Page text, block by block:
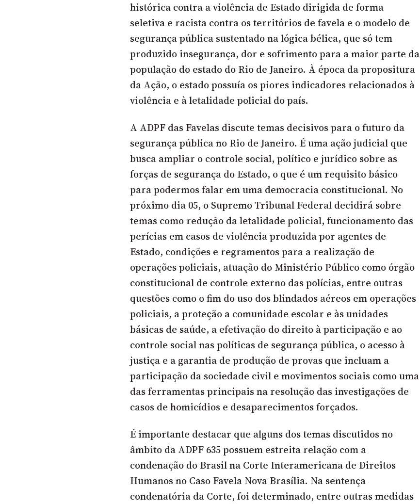
histórica contra a violência de Estado dirigida de forma
seletiva e racista contra os territórios de favela e o modelo de
segurança pública sustentado na lógica bélica, que só tem
produzido insegurança, dor e sofrimento para a maior parte da
população do estado do Rio de Janeiro. À época da propositura
da Ação, o estado possuía os piores indicadores relacionados à
violência e à letalidade policial do país.
A ADPF das Favelas discute temas decisivos para o futuro da
segurança pública no Rio de Janeiro. É uma ação judicial que
busca ampliar o controle social, político e jurídico sobre as
forças de segurança do Estado, o que é um requisito básico
para podermos falar em uma democracia constitucional. No
próximo dia 05, o Supremo Tribunal Federal decidirá sobre
temas como redução da letalidade policial, funcionamento das
perícias em casos de violência produzida por agentes de
Estado, condições e regramentos para a realização de
operações policiais, atuação do Ministério Público como órgão
constitucional de controle externo das polícias, entre outras
questões como o fim do uso dos blindados aéreos em operações
policiais, a proteção a comunidade escolar e às unidades
básicas de saúde, a efetivação do direito à participação e ao
controle social nas políticas de segurança pública, o acesso à
justiça e a garantia de produção de provas que incluam a
participação da sociedade civil e movimentos sociais como uma
das ferramentas principais na resolução das investigações de
casos de homicídios e desaparecimentos forçados.
É importante destacar que alguns dos temas discutidos no
âmbito da ADPF 635 possuem estreita relação com a
condenação do Brasil na Corte Interamericana de Direitos
Humanos no Caso Favela Nova Brasília. Na sentença
condenatória da Corte, foi determinado, entre outras medidas